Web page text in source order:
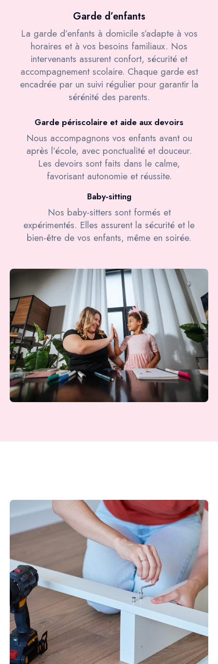
Garde d’enfants
La garde d’enfants à domicile s’adapte à vos
horaires et à vos besoins familiaux. Nos
intervenants assurent confort, sécurité et
accompagnement scolaire. Chaque garde est
encadrée par un suivi régulier pour garantir la
sérénité des parents.
Garde périscolaire et aide aux devoirs
Nous accompagnons vos enfants avant ou
après l’école, avec ponctualité et douceur.
Les devoirs sont faits dans le calme,
favorisant autonomie et réussite.
Baby-sitting
Nos baby-sitters sont formés et
expérimentés. Elles assurent la sécurité et le
bien-être de vos enfants, même en soirée.